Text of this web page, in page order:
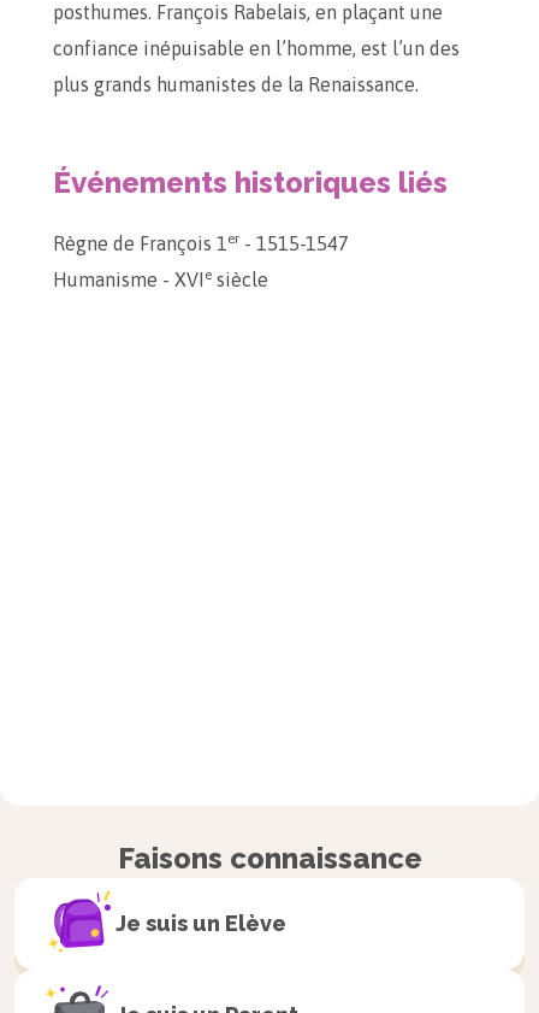
posthumes. François Rabelais, en plaçant une
confiance inépuisable en l’homme, est l’un des
plus grands humanistes de la Renaissance.
Événements historiques liés
Règne de François 1er - 1515-1547
Humanisme - XVI e siècle
Faisons connaissance
Je suis un Elève